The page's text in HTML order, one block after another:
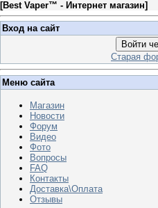
[Best Vaper™ - Интернет магазин]
Вход на сайт
Войти
Старая
Меню сайта
Магазин
Новости
Форум
Видео
Фото
Вопросы
FAQ
Контакты
Доставка\Оплата
Отзывы